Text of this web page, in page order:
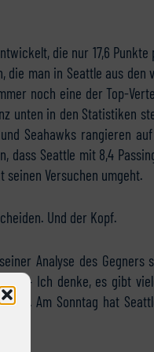
die nur 17,6 Punkte
man in Seattle aus den
noch eine der Top-
unten in den Statistiken
Seahawks rangieren
dass Seattle mit 8,4
Versuchen umgeht.
Und der Kopf.
Analyse des Gegners
– Ich denke, es gibt
Am Sonntag hat